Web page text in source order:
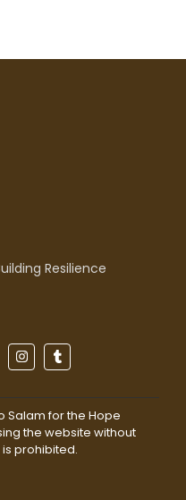
Resilience
Salam for the Hope
the website without
prohibited.